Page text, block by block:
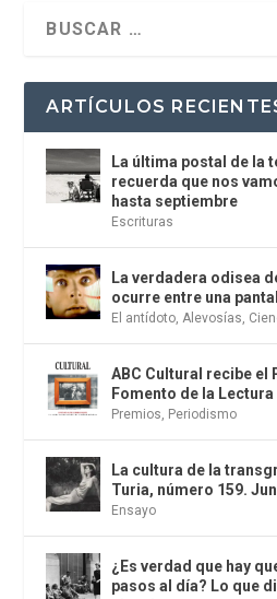
ARTÍCULOS
La última postal de la
recuerda que nos
hasta septiembre
Escrituras
La verdadera odisea
ocurre entre una
El antídoto,Alevosías,
ABC Cultural recibe el
Fomento de la Lectura
Premios, Periodismo
La cultura de la
Turia, número 159.
Ensayo
¿Es verdad que hay
pasos al día? Lo que